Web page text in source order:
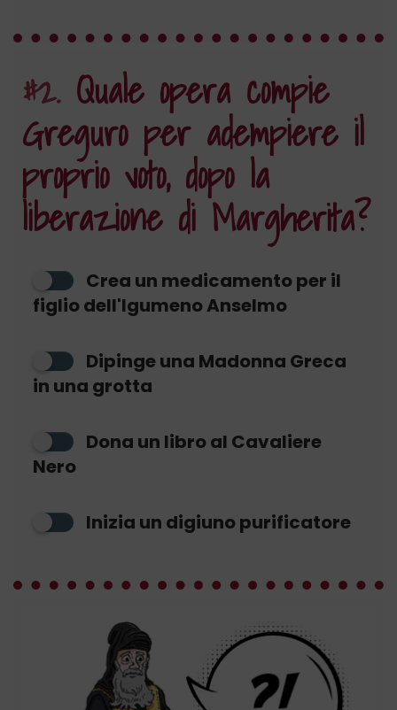
#2.Quale opera compie
Greguro per adempiere il
proprio voto, dopo la
liberazione di Margherita?
Crea un medicamento per il
figlio dell'Igumeno Anselmo
Dipinge una Madonna Greca
in una grotta
Dona un libro al Cavaliere
Nero
Inizia un digiuno purificatore